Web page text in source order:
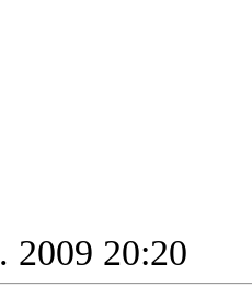
2009 20:20